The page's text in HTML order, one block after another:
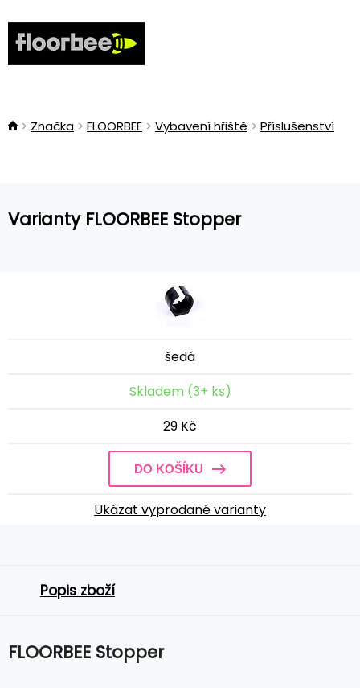
Značka FLOORBEE Vybavení hřiště Příslušenství
Varianty FLOORBEE Stopper
šedá
Skladem (3+ ks)
29 Kč
DO KOŠÍKU
Ukázat vyprodané varianty
Popis zboží
FLOORBEE Stopper